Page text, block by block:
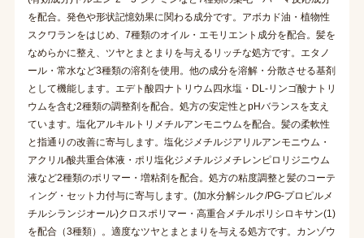
を配合。発色や形状記憶効果に関わる成分です。アボカド油・植物性
スクワランをはじめ、7種類のオイル・エモリエント成分を配合。髪を
なめらかに整え、ツヤとまとまりを与えるリッチな処方です。エタノ
ール・常水など3種類の溶剤を使用。他の成分を溶解・分散させる基剤
として機能します。エデト酸四ナトリウム四水塩・DL-リンゴ酸ナトリ
ウムを含む2種類の調整剤を配合。処方の安定性とpHバランスを支え
ています。塩化アルキルトリメチルアンモニウムを配合。髪の柔軟性
と指通りの改善に寄与します。塩化ジメチルジアリルアンモニウム・
アクリル酸共重合体液・ポリ塩化ジメチルジメチレンピロリジニウム
液など2種類のポリマー・増粘剤を配合。処方の粘度調整と髪のコーテ
ィング・セット力付与に寄与します。(加水分解シルク/PG-プロピルメ
チルシランジオール)クロスポリマー・高重合メチルポリシロキサン(1)
を配合（3種類）。適度なツヤとまとまりを与える処方です。カンゾウ